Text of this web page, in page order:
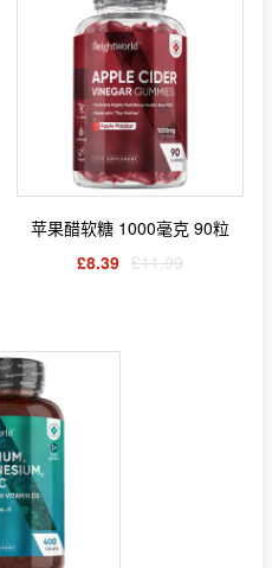
苹果醋软糖 1000毫克 90粒
£8.39 £11.99